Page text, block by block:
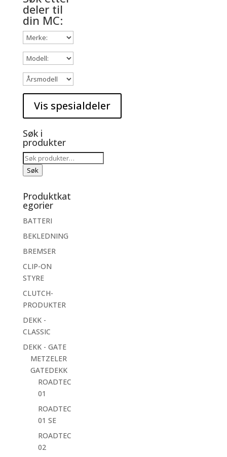
deler til
din MC:
Søk i
produkter
Søk
etter:
Søk
Produktkat
egorier
BATTERI
BEKLEDNING
BREMSER
CLIP-ON
STYRE
CLUTCH-
PRODUKTER
DEKK -
CLASSIC
DEKK - GATE
METZELER
GATEDEKK
ROADTEC
01
ROADTEC
01 SE
ROADTEC
02